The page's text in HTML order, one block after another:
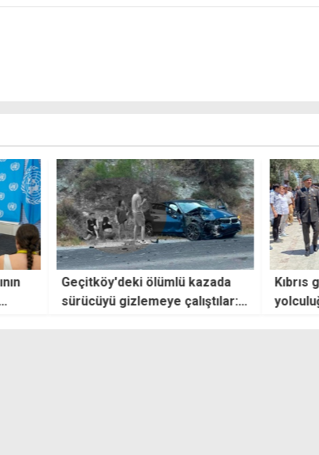
Geçitköy'deki ölümlü kazada
sürücüyü gizlemeye çalıştılar: 4
Kıbrıs gazisi
yolculuğuna